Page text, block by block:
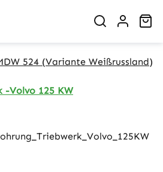
524 (Variante Weißrussland)
-Volvo 125 KW